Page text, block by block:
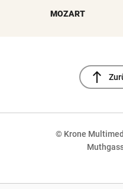
MOZART
north
© Krone
NaN%